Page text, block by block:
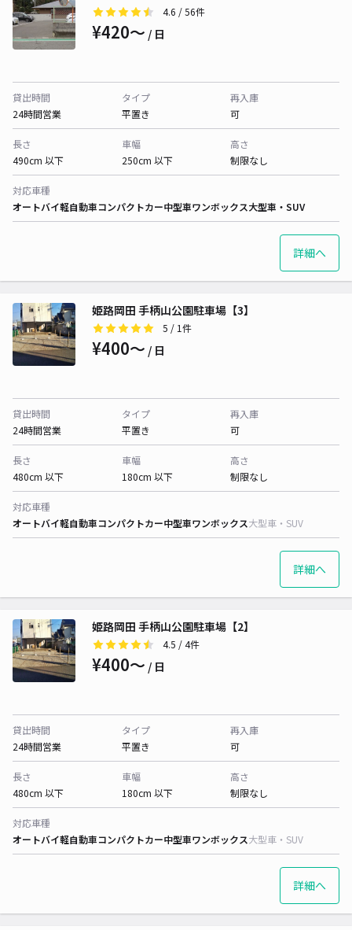
4.6 / 56件
¥420〜 / 日
貸出時間
24時間営業
タイプ
平置き
再入庫
可
長さ
490cm 以下
車幅
250cm 以下
高さ
制限なし
対応車種
オートバイ軽自動車コンパクトカー中型車ワンボックス大型車・SUV
詳細へ
姫路岡田 手柄山公園駐車場【3】
5 / 1件
¥400〜 / 日
貸出時間
24時間営業
タイプ
平置き
再入庫
可
長さ
480cm 以下
車幅
180cm 以下
高さ
制限なし
対応車種
オートバイ軽自動車コンパクトカー中型車ワンボックス大型車・SUV
詳細へ
姫路岡田 手柄山公園駐車場【2】
4.5 / 4件
¥400〜 / 日
貸出時間
24時間営業
タイプ
平置き
再入庫
可
長さ
480cm 以下
車幅
180cm 以下
高さ
制限なし
対応車種
オートバイ軽自動車コンパクトカー中型車ワンボックス大型車・SUV
詳細へ